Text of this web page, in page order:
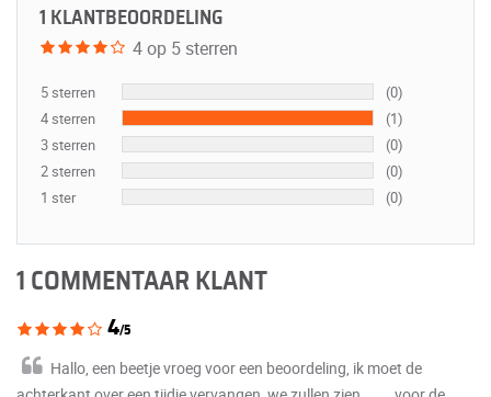
1 KLANTBEOORDELING
4 op 5 sterren
5 sterren
(0)
4 sterren
(1)
3 sterren
(0)
2 sterren
(0)
1 ster
(0)
1 COMMENTAAR KLANT
4/5
Hallo, een beetje vroeg voor een beoordeling, ik moet de